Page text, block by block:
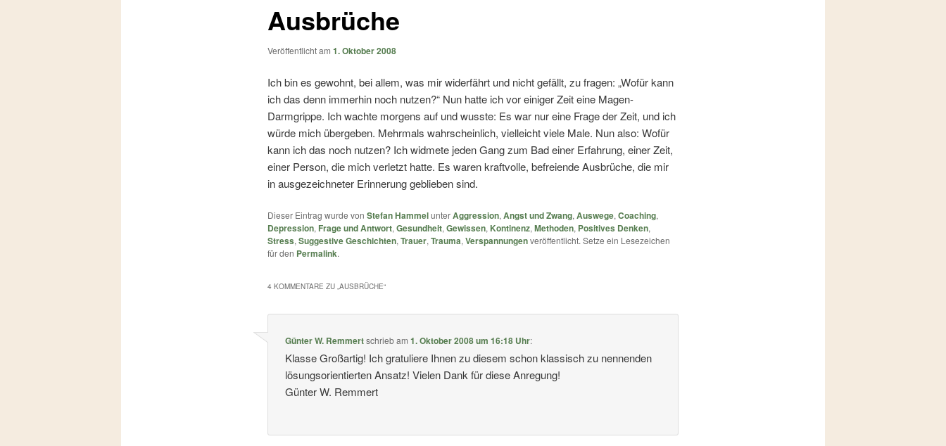
Ausbrüche
Veröffentlicht am 1. Oktober 2008
Ich bin es gewohnt, bei allem, was mir widerfährt und nicht gefällt, zu fragen: „Wofür kann
ich das denn immerhin noch nutzen?“ Nun hatte ich vor einiger Zeit eine Magen-
Darmgrippe. Ich wachte morgens auf und wusste: Es war nur eine Frage der Zeit, und ich
würde mich übergeben. Mehrmals wahrscheinlich, vielleicht viele Male. Nun also: Wofür
kann ich das noch nutzen? Ich widmete jeden Gang zum Bad einer Erfahrung, einer Zeit,
einer Person, die mich verletzt hatte. Es waren kraftvolle, befreiende Ausbrüche, die mir
in ausgezeichneter Erinnerung geblieben sind.
Dieser Eintrag wurde von Stefan HammelunterAggression,Angst und Zwang,Auswege,Coaching,
Depression, Frage und Antwort,Gesundheit,Gewissen, Kontinenz,Methoden, Positives Denken,
Stress,Suggestive Geschichten,Trauer,Trauma,Verspannungenveröffentlicht. Setze ein Lesezeichen
für den Permalink.
4 KOMMENTARE ZU „AUSBRÜCHE“
Günter W. Remmertschriebam1. Oktober 2008 um 16:18 Uhr:
Klasse Großartig! Ich gratuliere Ihnen zu diesem schon klassisch zu nennenden
lösungsorientierten Ansatz! Vielen Dank für diese Anregung!
Günter W. Remmert